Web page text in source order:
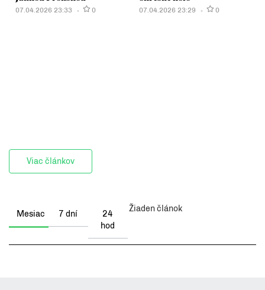
07.04.2026 23:33 0 07.04.2026 23:29 0
Viac článkov
Mesiac 7 dní
24
hod
Žiaden článok